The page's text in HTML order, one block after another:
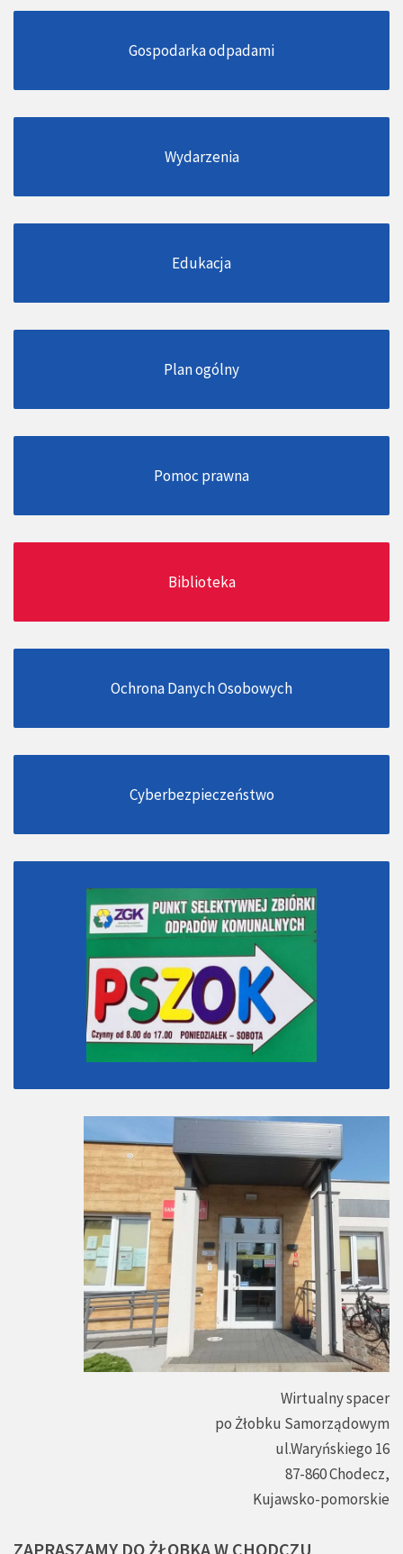
Gospodarka odpadami
Wydarzenia
Edukacja
Plan ogólny
Pomoc prawna
Biblioteka
Ochrona Danych Osobowych
Cyberbezpieczeństwo
Wirtualny spacer
po Żłobku Samorządowym
ul.Waryńskiego 16
87-860 Chodecz,
Kujawsko-pomorskie
ZAPRASZAMY DO ŻŁOBKAW CHODCZU